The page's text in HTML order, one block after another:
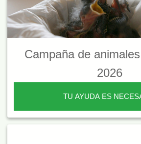
Campaña de
2026
TU AYUDA ES